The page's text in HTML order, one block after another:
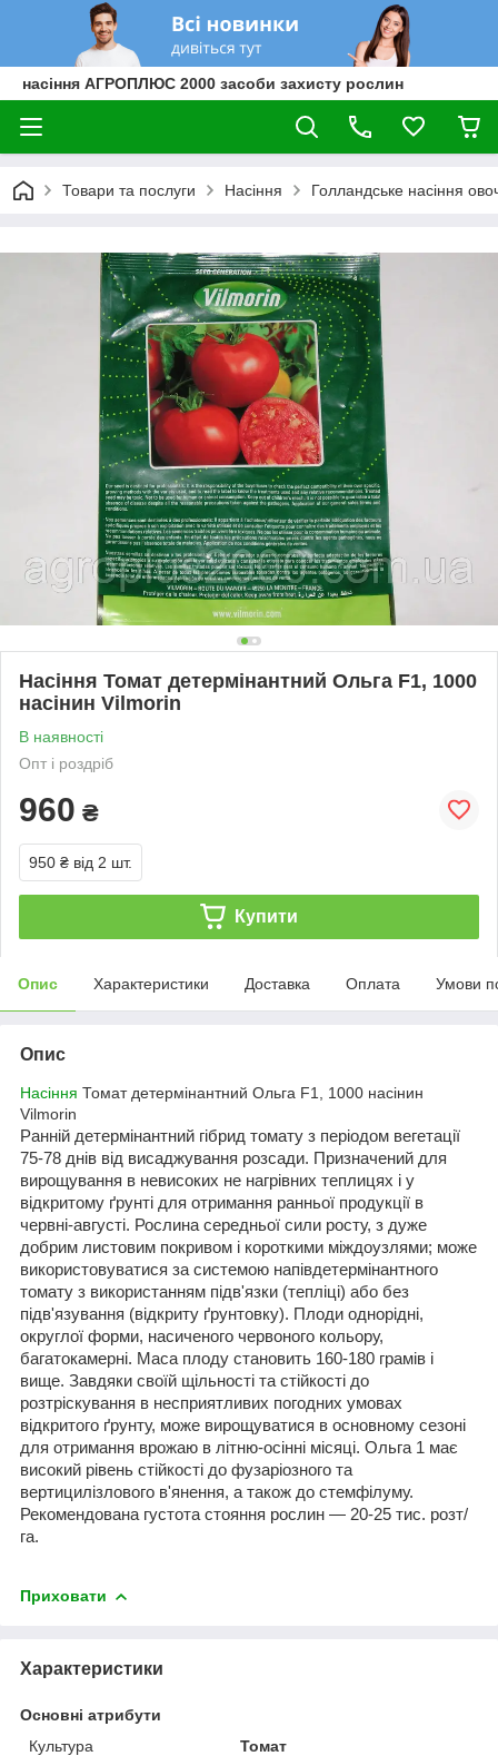
насіння АГРОПЛЮС 2000 засоби захисту рослин
Товари та послуги Насіння Голландське насіння
Насіння Томат детермінантний Ольга F1, 1000
насінин Vilmorin
В наявності
Опт і роздріб
960 ₴
950 ₴ від 2 шт.
Купити
Опис Характеристики Доставка Оплата Умови
Опис
Насіння Томат детермінантний Ольга F1, 1000 насінин
Vilmorin
Ранній детермінантний гібрид томату з періодом вегетації
75-78 днів від висаджування розсади. Призначений для
вирощування в невисоких не нагрівних теплицях і у
відкритому ґрунті для отримання ранньої продукції в
червні-августі. Рослина середньої сили росту, з дуже
добрим листовим покривом і короткими міждоузлями; може
використовуватися за системою напівдетермінантного
томату з використанням підв'язки (тепліці) або без
підв'язування (відкриту ґрунтовку). Плоди однорідні,
округлої форми, насиченого червоного кольору,
багатокамерні. Маса плоду становить 160-180 грамів і
вище. Завдяки своїй щільності та стійкості до
розтріскування в несприятливих погодних умовах
відкритого ґрунту, може вирощуватися в основному сезоні
для отримання врожаю в літню-осінні місяці. Ольга 1 має
високий рівень стійкості до фузаріозного та
вертицилізлового в'янення, а також до стемфілуму.
Рекомендована густота стояння рослин — 20-25 тис. розт/
га.
Приховати
Характеристики
Основні атрибути
Культура
Томат